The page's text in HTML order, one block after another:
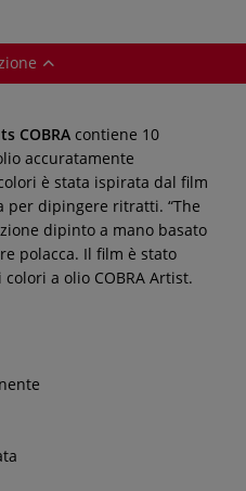
COBRA contiene 10
accuratamente
è stata ispirata dal film
per dipingere ritratti. “The
dipinto a mano basato
polacca. Il film è stato
a olio COBRA Artist.